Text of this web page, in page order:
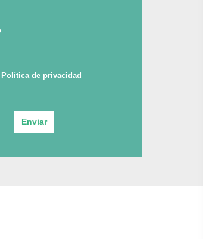
Política de privacidad
Enviar